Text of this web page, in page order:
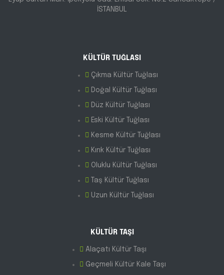
KÜLTÜR TUĞLASI
Çıkma Kültür Tuğlası
Doğal Kültür Tuğlası
Düz Kültür Tuğlası
Eski Kültür Tuğlası
Kesme Kültür Tuğlası
Kırık Kültür Tuğlası
Oluklu Kültür Tuğlası
Taş Kültür Tuğlası
Uzun Kültür Tuğlası
KÜLTÜR TAŞI
Alaçatı Kültür Taşı
Geçmeli Kültür Kale Taşı
İSTANBUL